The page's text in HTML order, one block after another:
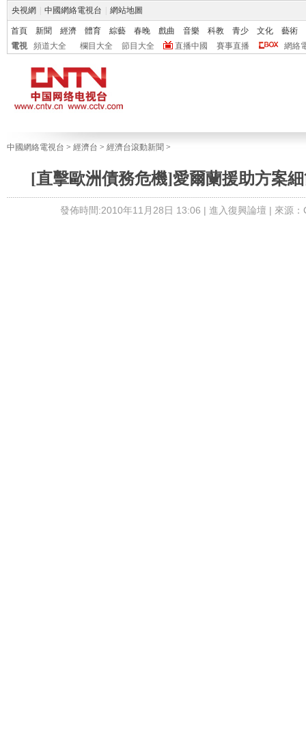
央視網 中國網絡電視台 網站地圖
首頁 新聞 經濟 體育 綜藝 春晚 戲曲 音樂 科教 青少 文化
藝術
電視
頻道大全 欄目大全 節目大全 直播中國 賽事直播 網絡
中國網絡電視台 > 經濟台 > 經濟台滾動新聞 >
[直擊歐洲債務危機]愛爾蘭援助方案
發佈時間:2010年11月28日 13:06 | 進入復興論壇 | 來源：